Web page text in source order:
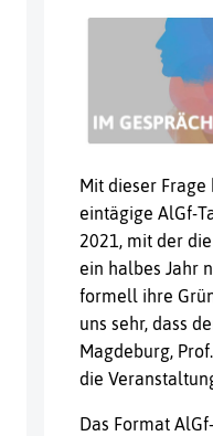
Mit dieser Frage
eintägige AlGf-
2021, mit der
ein halbes Jahr
formell ihre
uns sehr, dass
Magdeburg,
die
Das Format